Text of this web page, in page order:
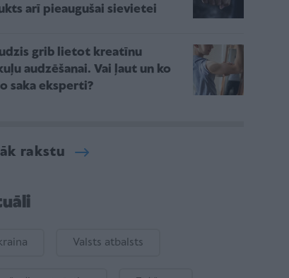
arī pieaugušai sievietei
grib lietot kreatīnu
audzēšanai. Vai ļaut un ko
saka eksperti?
rakstu
Valsts atbalsts